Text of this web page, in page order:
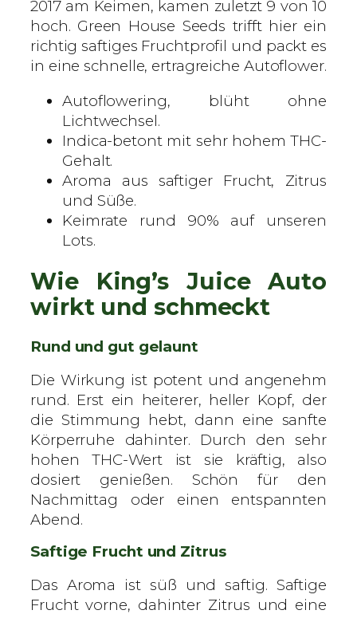
t
o
f
m
e
M
n
g
e
2017 am Keimen, kamen zuletzt 9 von 10
hoch. Green House Seeds trifft hier ein
richtig saftiges Fruchtprofil und packt es
in eine schnelle, ertragreiche Autoflower.
Autoflowering, blüht ohne
Lichtwechsel.
Indica-betont mit sehr hohem THC-
Gehalt.
Aroma aus saftiger Frucht, Zitrus
und Süße.
Keimrate rund 90% auf unseren
Lots.
Wie King’s Juice Auto
wirkt und schmeckt
Rund und gut gelaunt
Die Wirkung ist potent und angenehm
rund. Erst ein heiterer, heller Kopf, der
die Stimmung hebt, dann eine sanfte
Körperruhe dahinter. Durch den sehr
hohen THC-Wert ist sie kräftig, also
dosiert genießen. Schön für den
Nachmittag oder einen entspannten
Abend.
Saftige Frucht und Zitrus
Das Aroma ist süß und saftig. Saftige
Frucht vorne, dahinter Zitrus und eine